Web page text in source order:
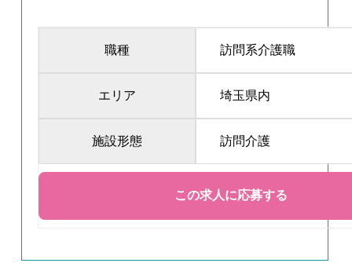
職種 訪問系介護職
エリア 埼玉県内
施設形態 訪問介護